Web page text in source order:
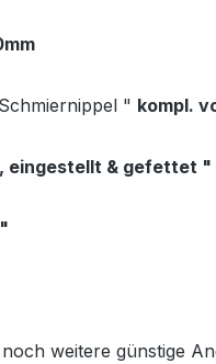
" kompl.
eingestellt & gefettet "
weitere günstige